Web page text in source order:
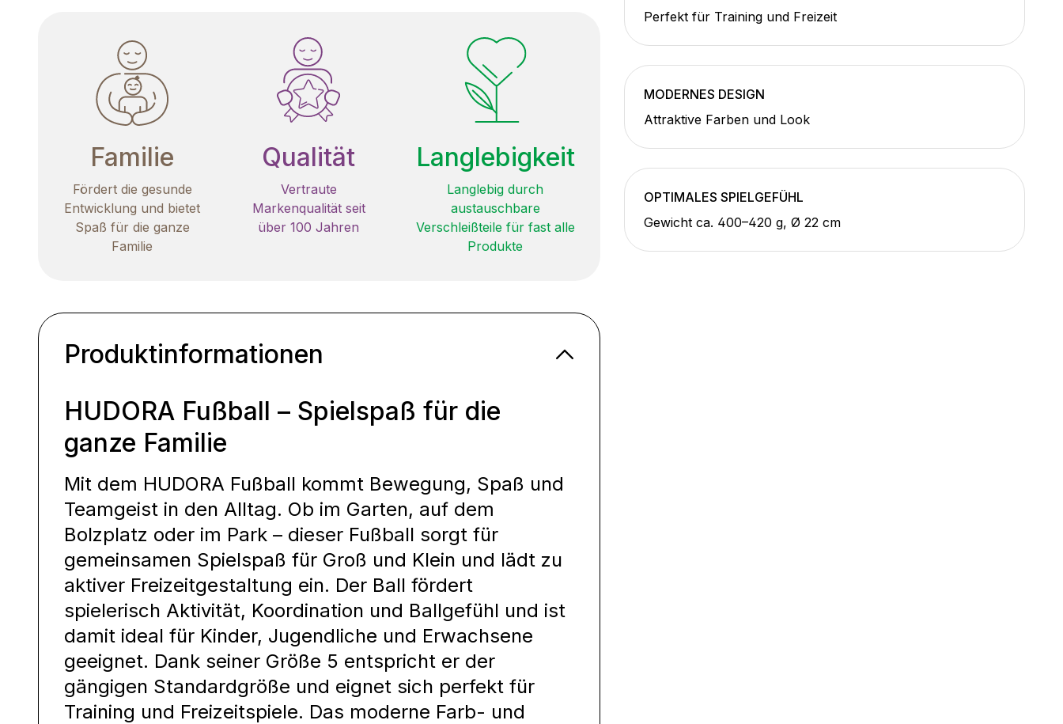
Familie
Fördert die gesunde
Entwicklung und bietet
Spaß für die ganze
Familie
Qualität
Vertraute
Markenqualität seit
über 100 Jahren
Langlebigkeit
Langlebig durch
austauschbare
Verschleißteile für fast alle
Produkte
Perfekt für Training und Freizeit
MODERNES DESIGN
Attraktive Farben und Look
OPTIMALES SPIELGEFÜHL
Gewicht ca. 400–420 g, Ø 22 cm
Produktinformationen
HUDORA Fußball – Spielspaß für die
ganze Familie
Mit dem HUDORA Fußball kommt Bewegung, Spaß und
Teamgeist in den Alltag. Ob im Garten, auf dem
Bolzplatz oder im Park – dieser Fußball sorgt für
gemeinsamen Spielspaß für Groß und Klein und lädt zu
aktiver Freizeitgestaltung ein. Der Ball fördert
spielerisch Aktivität, Koordination und Ballgefühl und ist
damit ideal für Kinder, Jugendliche und Erwachsene
geeignet. Dank seiner Größe 5 entspricht er der
gängigen Standardgröße und eignet sich perfekt für
Training und Freizeitspiele. Das moderne Farb- und